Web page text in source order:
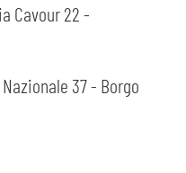
Cavour 22 -
37 - Borgo